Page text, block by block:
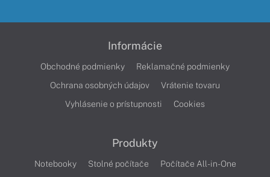
Informácie
Obchodné podmienky
Reklamačné podmienky
Ochrana osobných údajov
Vrátenie tovaru
Vyhlásenie o prístupnosti
Cookies
Produkty
Notebooky Stolné počítače
Počítače All-in-One